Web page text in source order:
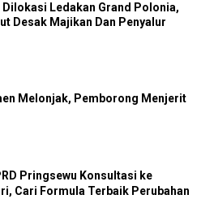
Dilokasi Ledakan Grand Polonia,
Desak Majikan Dan Penyalur
Melonjak, Pemborong Menjerit
Pringsewu Konsultasi ke
Cari Formula Terbaik Perubahan